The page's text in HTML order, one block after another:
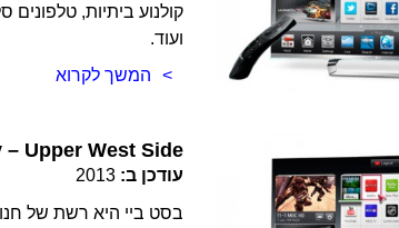
קולנוע ביתיות,
ועוד.
המשך לקרוא
– Upper West Side
עודכן ב: 2013
בסט ביי היא רשת של